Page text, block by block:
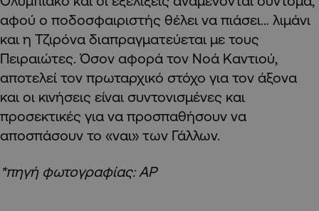
αφού ο ποδοσφαιριστής θέλει να πιάσει… λιμάνι
και η Τζιρόνα διαπραγματεύεται με τους
Πειραιώτες. Όσον αφορά τον Νοά Καντιού,
αποτελεί τον πρωταρχικό στόχο για τον άξονα
και οι κινήσεις είναι συντονισμένες και
προσεκτικές για να προσπαθήσουν να
αποσπάσουν το «ναι» των Γάλλων.
*πηγή φωτογραφίας: AP